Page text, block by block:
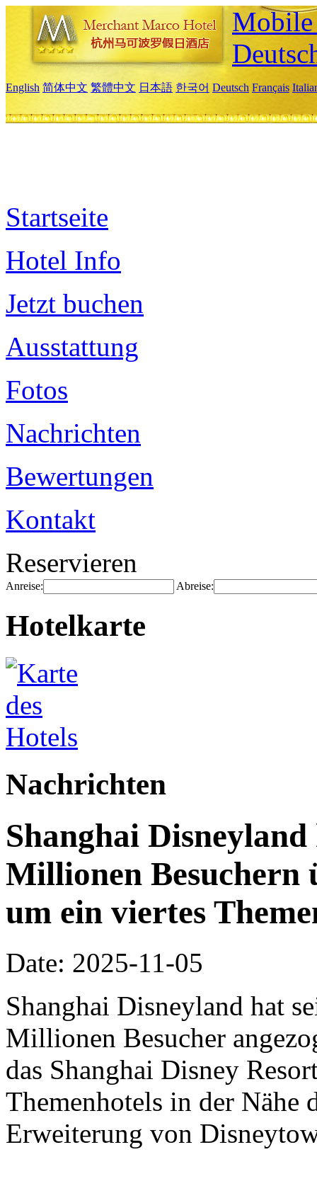
English 简体中文 繁體中文 日本語 한국어 Deutsch Français
Startseite
Hotel Info
Jetzt buchen
Ausstattung
Fotos
Nachrichten
Bewertungen
Kontakt
Reservieren
Anreise: Abreise:
Hotelkarte
Nachrichten
Shanghai
Millionen
um ein viertes
Date: 2025-11-05
Shanghai Disneyland hat
Millionen Besucher
das Shanghai Disney
Themenhotels in der Nähe
Erweiterung von